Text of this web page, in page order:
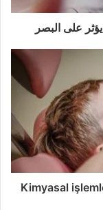
على البصر
Kimyasal